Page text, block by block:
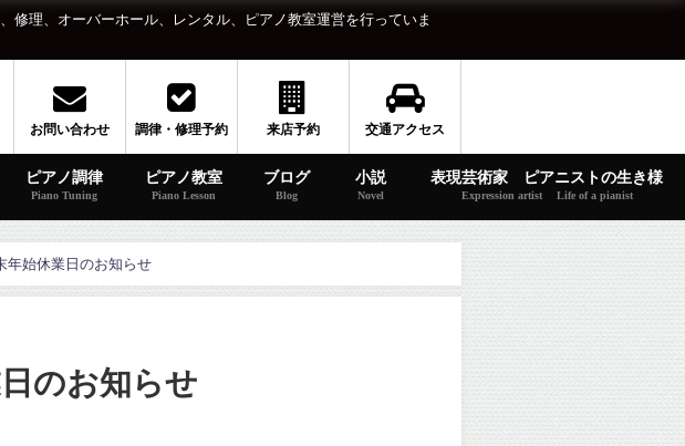
修理、オーバーホール、レンタル、ピアノ教室運営を行っていま
お問い合わせ 調律・修理予約 来店予約 交通アクセス
ピアノ調律
Piano Tuning
ピアノ教室
Piano Lesson
ブログ
Blog
小説
Novel
表現芸術家 ピアニストの生き様
Expression artist Life of a pianist
年始休業日のお知らせ
のお知らせ